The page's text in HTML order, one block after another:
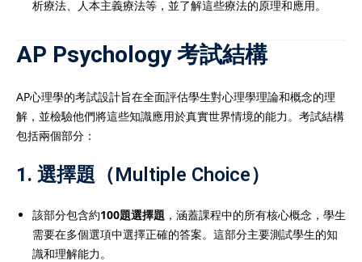
析療法、人本主義療法等，並了解這些療法的原理和應用。
AP Psychology 考試結構
AP心理學的考試設計旨在全面評估學生對心理學理論和概念的理
解，並檢驗他們將這些知識應用於真實世界情境的能力。考試結構
包括兩個部分：
1. 選擇題（Multiple Choice）
該部分包含約100題選擇題 ，涵蓋課程中的所有核心概念，學生
需要在多個選項中選擇正確的答案。這部分主要測試學生的知
識和理解能力。